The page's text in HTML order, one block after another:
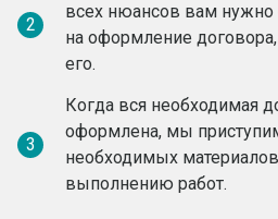
2
всех нюансов вам нужно
на оформление договора,
его.
3
Когда вся необходимая
оформлена, мы
необходимых
выполнению работ.